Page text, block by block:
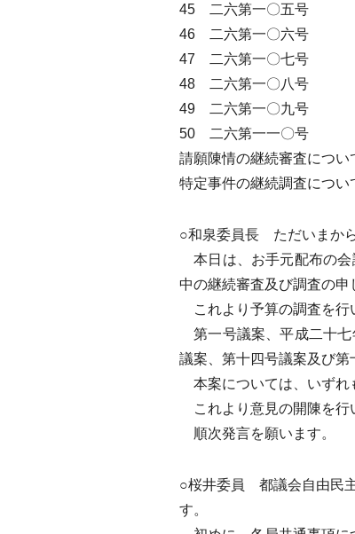
45 二六第一〇五号
46 二六第一〇六号
47 二六第一〇七号
48 二六第一〇八号
49 二六第一〇九号
50 二六第一一〇号
請願陳情の継続審査につい
特定事件の継続調査につい
○和泉委員長 ただいまか
本日は、お手元配布の会
中の継続審査及び調査の申
これより予算の調査を行
第一号議案、平成二十七
議案、第十四号議案及び第
本案については、いずれ
これより意見の開陳を行
順次発言を願います。
○桜井委員 都議会自由民
す。